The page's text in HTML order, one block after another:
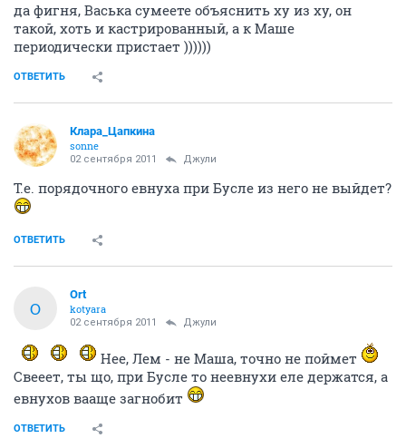
да фигня, Васька сумеете объяснить ху из ху, он
такой, хоть и кастрированный, а к Маше
периодически пристает ))))))
ОТВЕТИТЬ
Клара_Цапкина
sonne
02 сентября 2011 Джули
Т.е. порядочного евнуха при Бусле из него не выйдет?
ОТВЕТИТЬ
O
Ort
kotyara
02 сентября 2011 Джули
Нее, Лем - не Маша, точно не поймет
Свееет, ты що, при Бусле то неевнухи еле держатся, а
евнухов вааще загнобит
ОТВЕТИТЬ